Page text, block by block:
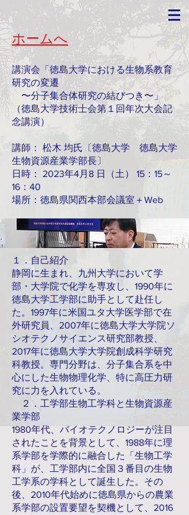
​ホームへ
講演会「徳島大学における生物系教育
研究の変遷
〜分子集合体研究の結びつき〜」
（徳島大学技術士会第１回年次大会記
念講演）
講師： 松木 均氏〔徳島大学 徳島大学
生物資源産業学部長〕
日時： 2023年4月8 日（土） 15：15～
16：40
場所：徳島県関西本部会議室＋Web
１．自己紹介
静岡に生まれ、九州大学において学
部・大学院で化学を専攻し、1990年に
徳島大学工学部に助手として赴任し
た。1997年に米国ユタ大学医学部で在
外研究員、2007年に徳島大学大学院ソ
シオテクノサイエンス研究部教授、
2017年に徳島大学大学院創成科学研究
科教授。専門分野は、分子集合系を中
心にした生物物理化学、特に高圧力研
究に力を入れている。
２．工学部生物工学科と生物資源産
業学部
1980年代、バイオテクノロジーが注目
されたことを背景として、1988年に理
系学部を学際的に融合した「生物工学
科」が、工学部内に全国３番目の生物
工学系の学科として誕生した。その
後、2010年代始めに徳島県からの農業
系学部の設置要望を契機として、2016